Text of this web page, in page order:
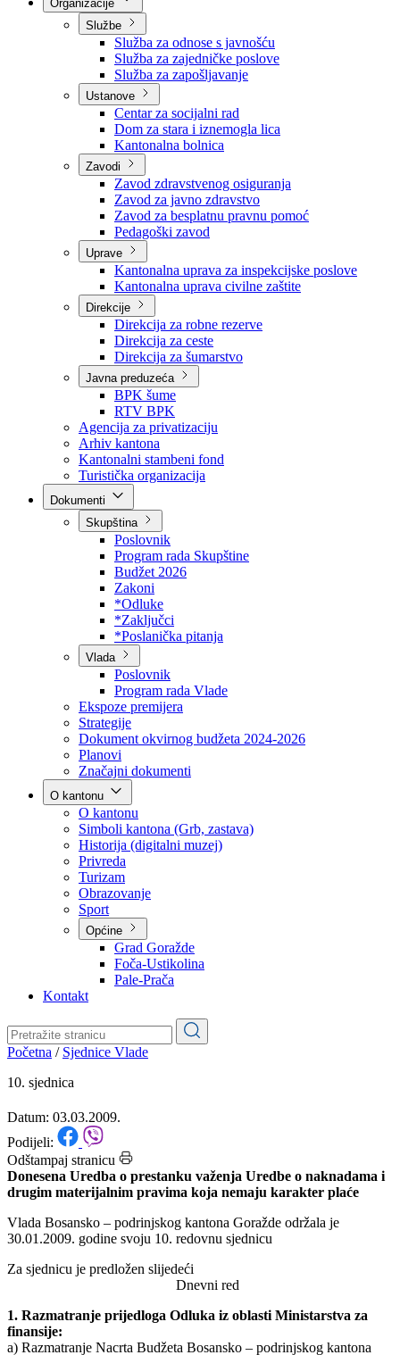
Nadležnosti
Sjednice Vlade
Službe
Služba za odnose s javnošću
Služba za zajedničke poslove
Služba za zapošljavanje
Ustanove
Centar za socijalni rad
Dom za stara i iznemogla lica
Kantonalna bolnica
Zavodi
Zavod zdravstvenog osiguranja
Zavod za javno zdravstvo
Zavod za besplatnu pravnu pomoć
Pedagoški zavod
Uprave
Kantonalna uprava za inspekcijske poslove
Kantonalna uprava civilne zaštite
Direkcije
Direkcija za robne rezerve
Direkcija za ceste
Direkcija za šumarstvo
Javna preduzeća
BPK šume
RTV BPK
Agencija za privatizaciju
Arhiv kantona
Kantonalni stambeni fond
Turistička organizacija
Skupština
Poslovnik
Program rada Skupštine
Budžet 2026
Zakoni
*Odluke
*Zaključci
*Poslanička pitanja
Vlada
Poslovnik
Program rada Vlade
Ekspoze premijera
Strategije
Dokument okvirnog budžeta 2024-2026
Planovi
Značajni dokumenti
O kantonu
O kantonu
Simboli kantona (Grb, zastava)
Historija (digitalni muzej)
Privreda
Turizam
Obrazovanje
Općine
Pale-Prača
Kontakt
10. sjednica
Datum: 03.03.2009.
Podijeli:
Donesena Uredba o prestanku važenja Uredbe o naknadama i
drugim materijalnim pravima koja nemaju karakter plaće
Vlada Bosansko – podrinjskog kantona Goražde održala je
30.01.2009. godine svoju 10. redovnu sjednicu
Za sjednicu je predložen slijedeći